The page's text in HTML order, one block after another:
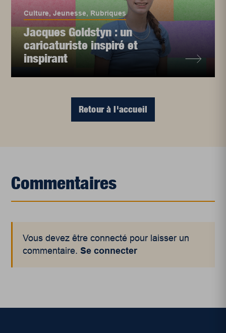
Culture,Jeunesse, Rubriques
Jacques Goldstyn : un
caricaturiste inspiré et
inspirant
Retour à l'accueil
Commentaires
Vous devez être connecté pour laisser un
commentaire.Se connecter